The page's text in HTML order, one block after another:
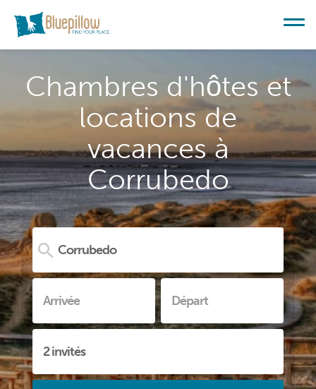
Chambres d'hôtes et
locations de
vacances à
Corrubedo